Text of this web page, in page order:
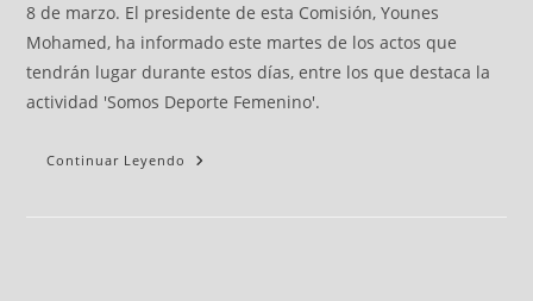
8 de marzo. El presidente de esta Comisión, Younes
Mohamed, ha informado este martes de los actos que
tendrán lugar durante estos días, entre los que destaca la
actividad 'Somos Deporte Femenino'.
Continuar Leyendo